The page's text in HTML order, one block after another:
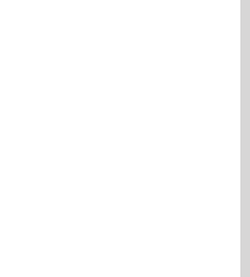
定制水冷流水线UV